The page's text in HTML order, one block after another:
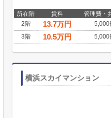
所在階 賃料 管理費・
2階
13.7万円 5,000
3階
10.5万円 5,000
横浜スカイマンション